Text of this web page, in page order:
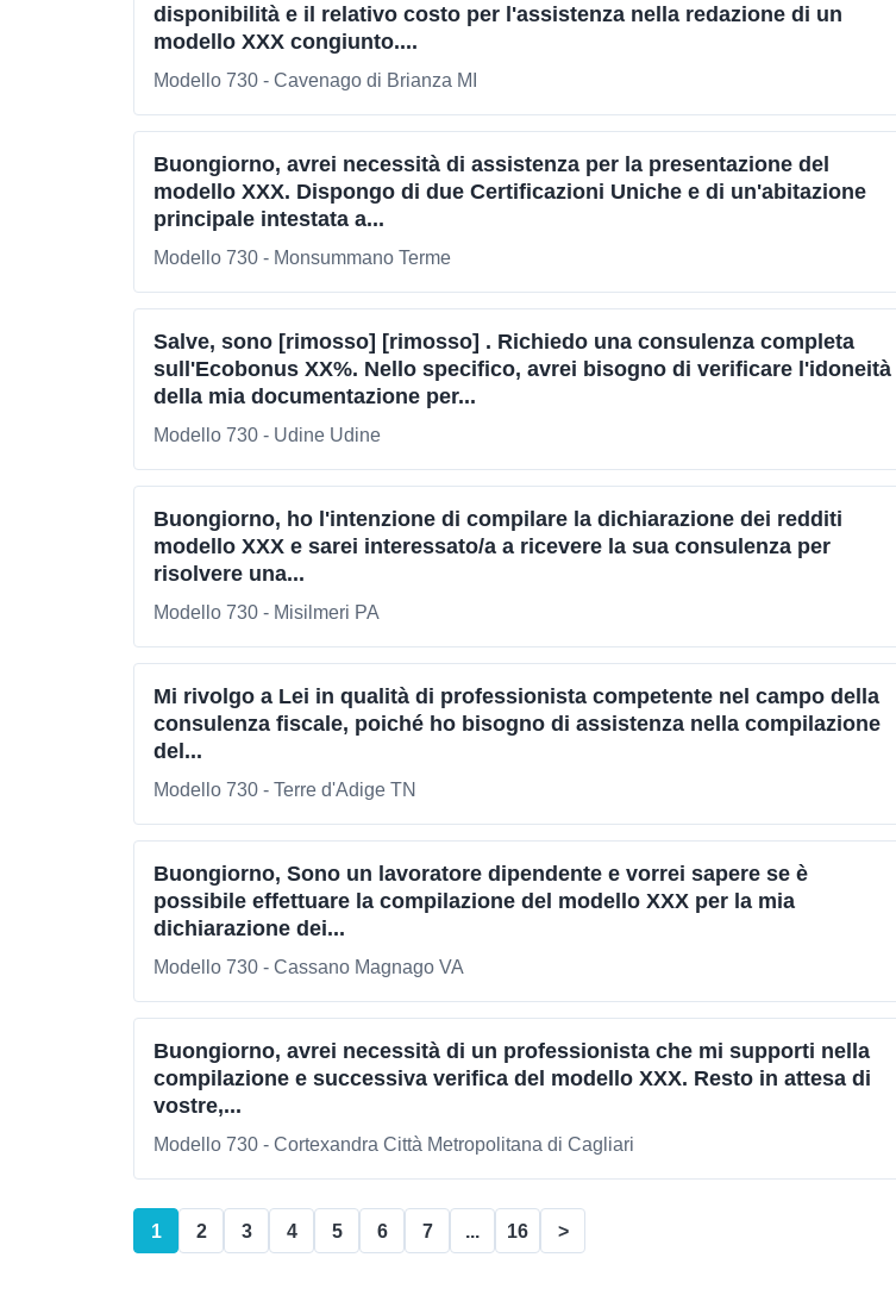
disponibilità e il relativo costo per l'assistenza nella redazione di un
modello XXX congiunto....
Modello 730 - Cavenago di Brianza MI
Buongiorno, avrei necessità di assistenza per la presentazione del
modello XXX. Dispongo di due Certificazioni Uniche e di un'abitazione
principale intestata a...
Modello 730 - Monsummano Terme
Salve, sono [rimosso] [rimosso] . Richiedo una consulenza completa
sull'Ecobonus XX%. Nello specifico, avrei bisogno di verificare l'idoneità
della mia documentazione per...
Modello 730 - Udine Udine
Buongiorno, ho l'intenzione di compilare la dichiarazione dei redditi
modello XXX e sarei interessato/a a ricevere la sua consulenza per
risolvere una...
Modello 730 - Misilmeri PA
Mi rivolgo a Lei in qualità di professionista competente nel campo della
consulenza fiscale, poiché ho bisogno di assistenza nella compilazione
del...
Modello 730 - Terre d'Adige TN
Buongiorno, Sono un lavoratore dipendente e vorrei sapere se è
possibile effettuare la compilazione del modello XXX per la mia
dichiarazione dei...
Modello 730 - Cassano Magnago VA
Buongiorno, avrei necessità di un professionista che mi supporti nella
compilazione e successiva verifica del modello XXX. Resto in attesa di
vostre,...
Modello 730 - Cortexandra Città Metropolitana di Cagliari
1 2 3 4 5 6 7 ... 16 >